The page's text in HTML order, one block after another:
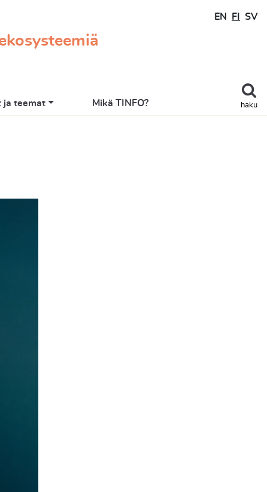
EN FI SV
haku
ja teemat Mikä TINFO?